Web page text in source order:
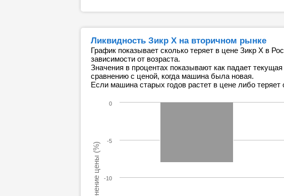
Ликвидность Зикр Х на вторичном рынке
График показывает сколько теряет в цене Зикр Х в
зависимости от возраста.
Значения в процентах показывают как падает
сравнению с ценой, когда машина была новая.
Если машина старых годов растет в цене либо
Изменение цены (%) -10
-5
0